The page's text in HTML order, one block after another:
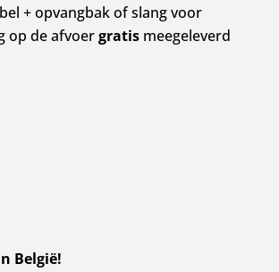
+ opvangbak of slang voor
op de afvoergratismeegeleverd
België!